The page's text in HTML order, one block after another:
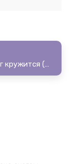
Нейросеть - Нейросеть - Снег кружится (кавер)